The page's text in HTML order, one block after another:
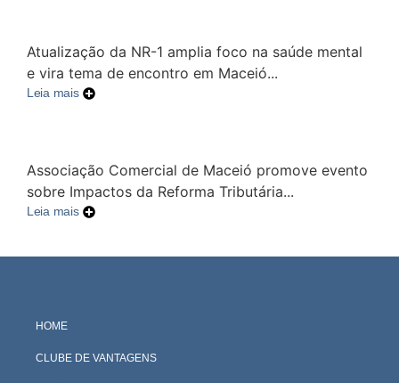
Atualização da NR-1 amplia foco na saúde mental
e vira tema de encontro em Maceió...
Leia mais
Associação Comercial de Maceió promove evento
sobre Impactos da Reforma Tributária...
Leia mais
HOME
CLUBE DE VANTAGENS